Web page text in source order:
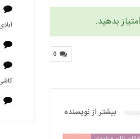
بدهید.
0
بیشتر از نویسنده